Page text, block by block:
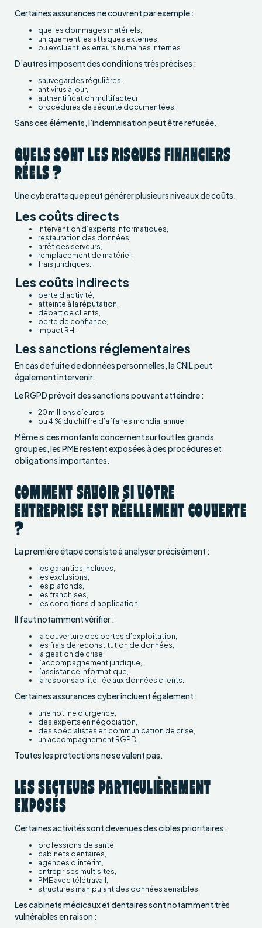
Certaines assurances ne couvrent par exemple :
que les dommages matériels,
uniquement les attaques externes,
ou excluent les erreurs humaines internes.
D’autres imposent des conditions très précises :
sauvegardes régulières,
antivirus à jour,
authentification multifacteur,
procédures de sécurité documentées.
Sans ces éléments, l’indemnisation peut être refusée.
QUELS SONT LES RISQUES FINANCIERS
RÉELS ?
Une cyberattaque peut générer plusieurs niveaux de coûts.
Les coûts directs
intervention d’experts informatiques,
restauration des données,
arrêt des serveurs,
remplacement de matériel,
frais juridiques.
Les coûts indirects
perte d’activité,
atteinte à la réputation,
départ de clients,
perte de confiance,
impact RH.
Les sanctions réglementaires
En cas de fuite de données personnelles, la CNIL peut
également intervenir.
Le RGPD prévoit des sanctions pouvant atteindre :
20 millions d’euros,
ou 4 % du chiffre d’affaires mondial annuel.
Même si ces montants concernent surtout les grands
groupes, les PME restent exposées à des procédures et
obligations importantes.
COMMENT SAVOIR SI VOTRE
ENTREPRISE EST RÉELLEMENT COUVERTE
?
La première étape consiste à analyser précisément :
les garanties incluses,
les exclusions,
les plafonds,
les franchises,
les conditions d’application.
Il faut notamment vérifier :
la couverture des pertes d’exploitation,
les frais de reconstitution de données,
la gestion de crise,
l’accompagnement juridique,
l’assistance informatique,
la responsabilité liée aux données clients.
Certaines assurances cyber incluent également :
une hotline d’urgence,
des experts en négociation,
des spécialistes en communication de crise,
un accompagnement RGPD.
Toutes les protections ne se valent pas.
LES SECTEURS PARTICULIÈREMENT
EXPOSÉS
Certaines activités sont devenues des cibles prioritaires :
professions de santé,
cabinets dentaires,
agences d’intérim,
entreprises multisites,
PME avec télétravail,
structures manipulant des données sensibles.
Les cabinets médicaux et dentaires sont notamment très
vulnérables en raison :